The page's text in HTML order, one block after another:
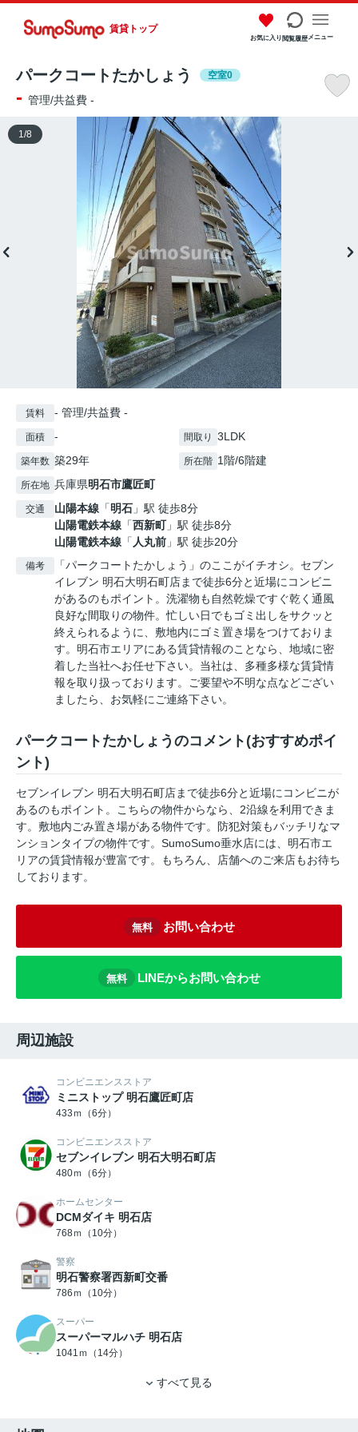
賃貸トップ
お気に入り閲覧履歴メニュー
パークコートたかしょう 空室0
- 管理/共益費 -
1 /8
賃料 - 管理/共益費 -
面積 - 間取り 3LDK
築年数 築29年 所在階 1階/6階建
所在地 兵庫県明石市鷹匠町
交通 山陽本線 「明石 」駅 徒歩8分
山陽電鉄本線 「西新町」駅 徒歩8分
山陽電鉄本線 「 人丸前 」駅 徒歩20分
備考
「パークコートたかしょう」のここがイチオシ。セブン
イレブン 明石大明石町店まで徒歩6分と近場にコンビニ
があるのもポイント。洗濯物も自然乾燥ですぐ乾く通風
良好な間取りの物件。忙しい日でもゴミ出しをサクッと
終えられるように、敷地内にゴミ置き場をつけておりま
す。明石市エリアにある賃貸情報のことなら、地域に密
着した当社へお任せ下さい。当社は、多種多様な賃貸情
報を取り扱っております。ご要望や不明な点などござい
ましたら、お気軽にご連絡下さい。
パークコートたかしょうのコメント(おすすめポイ
ント)
セブンイレブン 明石大明石町店まで徒歩6分と近場にコンビニが
あるのもポイント。こちらの物件からなら、2沿線を利用できま
す。敷地内ごみ置き場がある物件です。防犯対策もバッチリなマ
ンションタイプの物件です。SumoSumo垂水店には、明石市エ
リアの賃貸情報が豊富です。もちろん、店舗へのご来店もお待ち
しております。
無料 お問い合わせ
無料 LINEからお問い合わせ
周辺施設
コンビニエンスストア
ミニストップ 明石鷹匠町店
433ｍ（6分）
コンビニエンスストア
セブンイレブン 明石大明石町店
480ｍ（6分）
ホームセンター
DCMダイキ 明石店
768ｍ（10分）
警察
明石警察署西新町交番
786ｍ（10分）
スーパー
スーパーマルハチ 明石店
1041ｍ（14分）
すべて見る